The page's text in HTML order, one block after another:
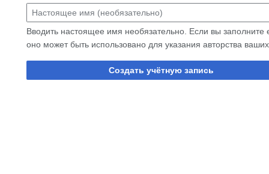
Вводить настоящее имя необязательно. Если вы заполните
оно может быть использовано для указания авторства
Создать учётную запись